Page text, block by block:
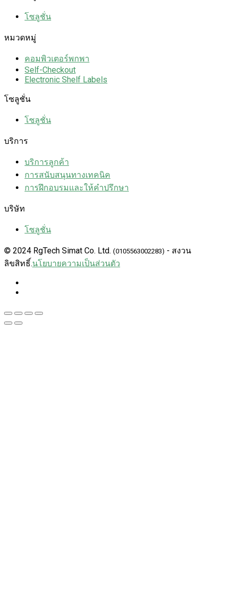
โซลูชั่น
หมวดหมู่
คอมพิวเตอร์พกพา
Self-Checkout
Electronic Shelf Labels
โซลูชั่น
โซลูชั่น
บริการ
บริการลูกค้า
การสนับสนุนทางเทคนิค
การฝึกอบรมและให้คำปรึกษา
บริษัท
โซลูชั่น
© 2024 RgTech Simat Co. Ltd. (0105563002283) - สงวน
ลิขสิทธิ์.นโยบายความเป็นส่วนตัว